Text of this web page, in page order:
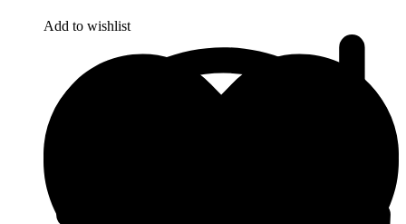
Add to wishlist